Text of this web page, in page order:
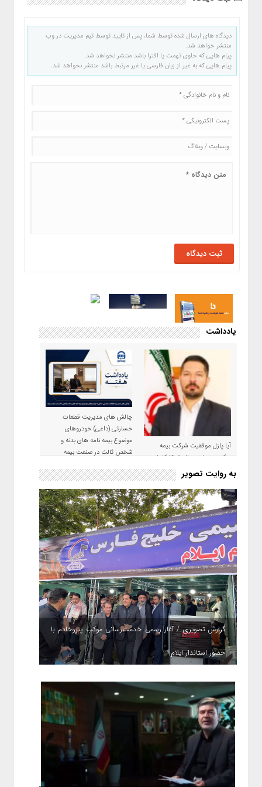
دیدگاه های ارسال شده توسط شما، پس از تایید توسط تیم مدیریت در وب
منتشر خواهد شد.
پیام هایی که حاوی تهمت یا افترا باشد منتشر نخواهد شد.
پیام هایی که به غیر از زبان فارسی یا غیر مرتبط باشد منتشر نخواهد شد.
یادداشت
آیا پازل موفقیت شرکت بیمه
حکمت صبا در سال ۱۴۰۵ کامل می
شود؟!
چالش های مدیریت قطعات
خسارتی (داغی) خودروهای
موضوع بیمه نامه های بدنه و
شخص ثالث در صنعت بیمه
به روایت تصویر
گزارش تصویری / آغاز رسمی خدمت‌رسانی موکب پتروخادم با
حضور استاندار ایلام